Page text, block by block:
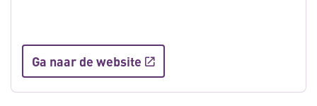
Ga naar de website